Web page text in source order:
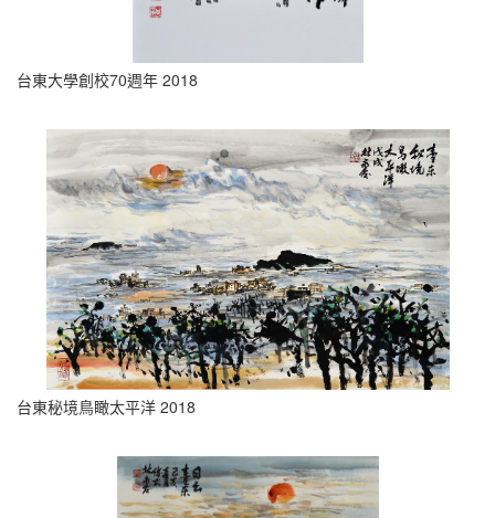
台東大學創校70週年 2018
台東秘境鳥瞰太平洋 2018